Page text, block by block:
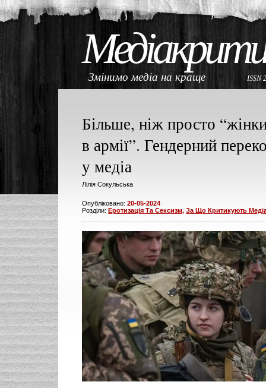
Змінимо медіа на краще ISSN
Більше, ніж просто
в армії”. Гендерний
у медіа
Лілія Сокульська
Опубліковано: 20-05-2024
Розділи: Еротизація Та Сексизм, За Що Критикують